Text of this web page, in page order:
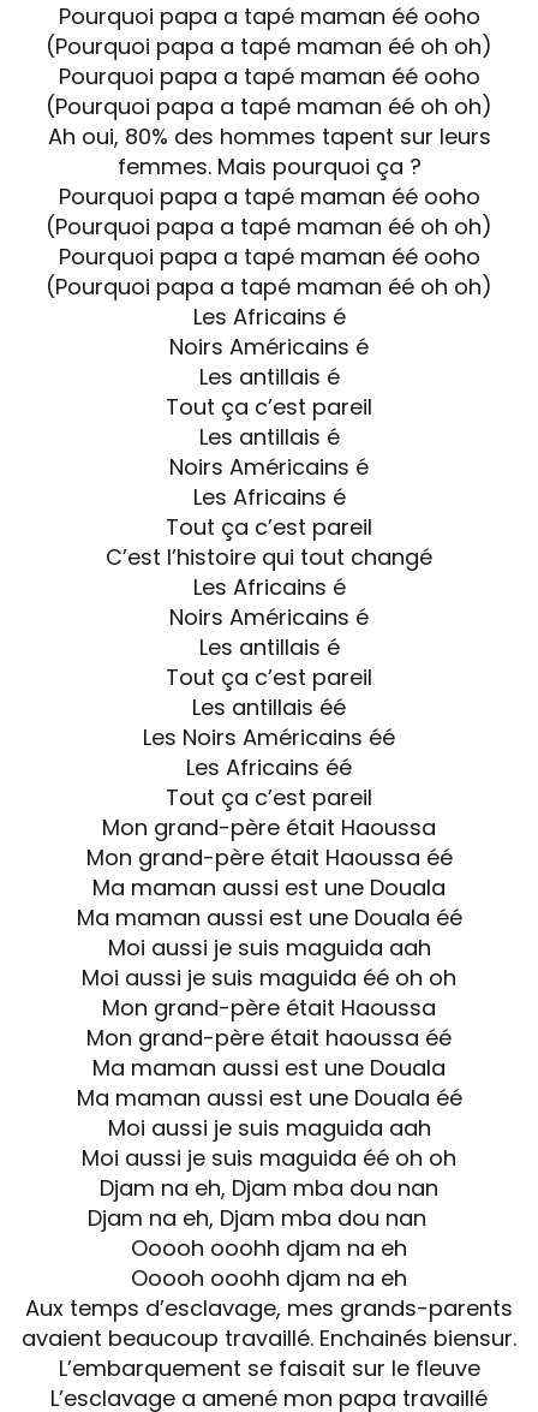
Pourquoi papa a tapé maman éé ooho
(Pourquoi papa a tapé maman éé oh oh)
Pourquoi papa a tapé maman éé ooho
(Pourquoi papa a tapé maman éé oh oh)
Ah oui, 80% des hommes tapent sur leurs
femmes. Mais pourquoi ça ?
Pourquoi papa a tapé maman éé ooho
(Pourquoi papa a tapé maman éé oh oh)
Pourquoi papa a tapé maman éé ooho
(Pourquoi papa a tapé maman éé oh oh)
Les Africains é
Noirs Américains é
Les antillais é
Tout ça c’est pareil
Les antillais é
Noirs Américains é
Les Africains é
Tout ça c’est pareil
C’est l’histoire qui tout changé
Les Africains é
Noirs Américains é
Les antillais é
Tout ça c’est pareil
Les antillais éé
Les Noirs Américains éé
Les Africains éé
Tout ça c’est pareil
Mon grand-père était Haoussa
Mon grand-père était Haoussa éé
Ma maman aussi est une Douala
Ma maman aussi est une Douala éé
Moi aussi je suis maguida aah
Moi aussi je suis maguida éé oh oh
Mon grand-père était Haoussa
Mon grand-père était haoussa éé
Ma maman aussi est une Douala
Ma maman aussi est une Douala éé
Moi aussi je suis maguida aah
Moi aussi je suis maguida éé oh oh
Djam na eh, Djam mba dou nan
Djam na eh, Djam mba dou nan
Ooooh ooohh djam na eh
Ooooh ooohh djam na eh
Aux temps d’esclavage, mes grands-parents
avaient beaucoup travaillé. Enchainés biensur.
L’embarquement se faisait sur le fleuve
L’esclavage a amené mon papa travaillé